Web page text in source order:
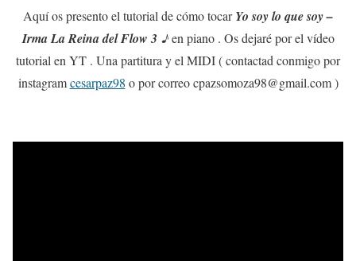
Aquí os presento el tutorial de cómo tocarYo soy lo que soy –
Irma La Reina del Flow 3 ♪en piano . Os dejaré por el vídeo
tutorial en YT . Una partitura y el MIDI ( contactad conmigo por
instagramcesarpaz98 o por correo cpazsomoza98@gmail.com )